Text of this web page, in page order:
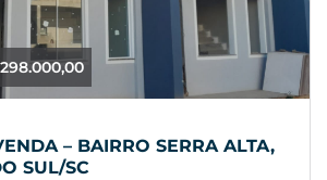
– BAIRRO SERRA ALTA,
SUL/SC